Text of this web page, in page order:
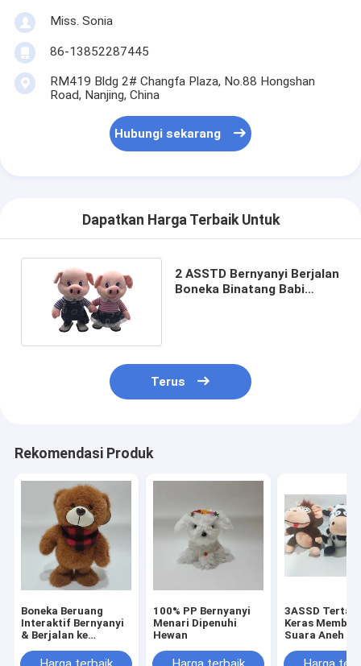
Miss. Sonia
86-13852287445
RM419 Bldg 2# Changfa Plaza, No.88 Hongshan
Road, Nanjing, China
Hubungi sekarang
Dapatkan Harga Terbaik Untuk
2 ASSTD Bernyanyi Berjalan
Boneka Binatang Babi
Terus
Rekomendasi Produk
Boneka Beruang
Interaktif Bernyanyi
& Berjalan ke
100% PP Bernyanyi
Menari Dipenuhi
Hewan
3ASSD
Keras
Suara Aneh
Tubuh Boneka